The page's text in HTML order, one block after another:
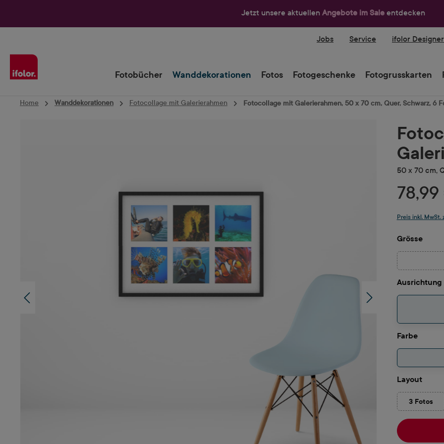
Jetzt unsere aktuellen Angebote im Sale entdecken
Jobs Service ifolor
Fotobücher Wanddekorationen Fotos Fotogeschenke Fotogrusskarten
Home Wanddekorationen Fotocollage mit Galerierahmen Fotocollage mit Galerierahmen, 50 x 70 cm, Quer, Schwarz, 6
50 x 70 cm,
Preis inkl.
Grösse
Ausrichtung
Farbe
Layout
3 Fotos
(Diese